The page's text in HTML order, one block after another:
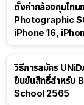
ตั้งค่ากล้องคุมโทน
Photographic
iPhone 16,
วิธีการสมัคร
ยืนยันสิทธิ์สำหรับ
School 2565